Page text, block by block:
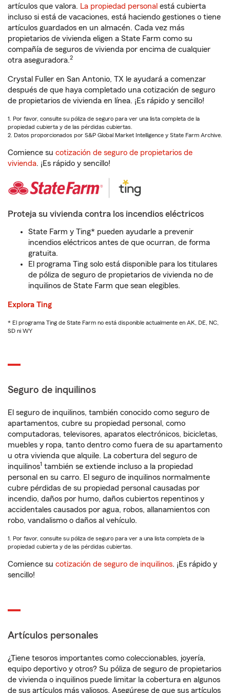
artículos que valora. La propiedad personal está cubierta
incluso si está de vacaciones, está haciendo gestiones o tiene
artículos guardados en un almacén. Cada vez más
propietarios de vivienda eligen a State Farm como su
compañía de seguros de vivienda por encima de cualquier
otra aseguradora.2
Crystal Fuller en San Antonio, TX le ayudará a comenzar
después de que haya completado una cotización de seguro
de propietarios de vivienda en línea. ¡Es rápido y sencillo!
1. Por favor, consulte su póliza de seguro para ver una lista completa de la
propiedad cubierta y de las pérdidas cubiertas.
2. Datos proporcionados por S&P Global Market Intelligence y State Farm Archive.
Comience su cotización de seguro de propietarios de
vivienda. ¡Es rápido y sencillo!
Proteja su vivienda contra los incendios eléctricos
State Farm y Ting* pueden ayudarle a prevenir
incendios eléctricos antes de que ocurran, de forma
gratuita.
El programa Ting solo está disponible para los titulares
de póliza de seguro de propietarios de vivienda no de
inquilinos de State Farm que sean elegibles.
Explora Ting
* El programa Ting de State Farm no está disponible actualmente en AK, DE, NC,
SD ni WY
Seguro de inquilinos
El seguro de inquilinos, también conocido como seguro de
apartamentos, cubre su propiedad personal, como
computadoras, televisores, aparatos electrónicos, bicicletas,
muebles y ropa, tanto dentro como fuera de su apartamento
u otra vivienda que alquile. La cobertura del seguro de
inquilinos1 también se extiende incluso a la propiedad
personal en su carro. El seguro de inquilinos normalmente
cubre pérdidas de su propiedad personal causadas por
incendio, daños por humo, daños cubiertos repentinos y
accidentales causados por agua, robos, allanamientos con
robo, vandalismo o daños al vehículo.
1. Por favor, consulte su póliza de seguro para ver a una lista completa de la
propiedad cubierta y de las pérdidas cubiertas.
Comience su cotización de seguro de inquilinos. ¡Es rápido y
sencillo!
Artículos personales
¿Tiene tesoros importantes como coleccionables, joyería,
equipo deportivo y otros? Su póliza de seguro de propietarios
de vivienda o inquilinos puede limitar la cobertura en algunos
de sus artículos más valiosos. Asegúrese de que sus artículos